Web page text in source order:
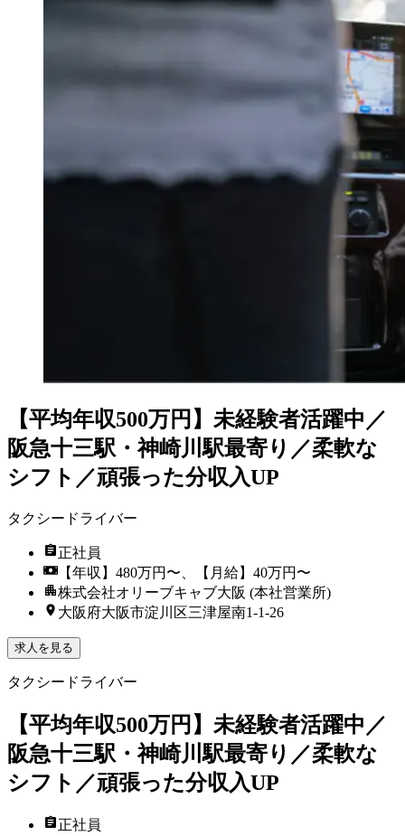
【平均年収500万円】未経験者活躍中／
阪急十三駅・神崎川駅最寄り／柔軟な
シフト／頑張った分収入UP
タクシードライバー
正社員
【年収】480万円〜、【月給】40万円〜
株式会社オリーブキャブ大阪 (本社営業所)
大阪府大阪市淀川区三津屋南1-1-26
求人を見る
タクシードライバー
【平均年収500万円】未経験者活躍中／
阪急十三駅・神崎川駅最寄り／柔軟な
シフト／頑張った分収入UP
正社員